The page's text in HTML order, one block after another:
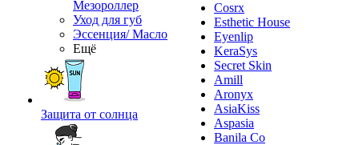
Мезороллер
Уход для губ
Эссенция/ Масло
Ещё
Защита от солнца
Cosrx
Esthetic House
Eyenlip
KeraSys
Secret Skin
Amill
Aronyx
AsiaKiss
Aspasia
Banila Co